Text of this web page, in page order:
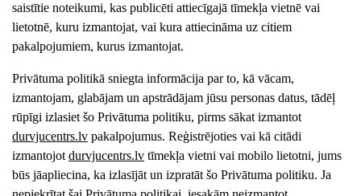
saistītie noteikumi, kas publicēti attiecīgajā tīmekļa vietnē vai
lietotnē, kuru izmantojat, vai kura attiecināma uz citiem
pakalpojumiem, kurus izmantojat.
Privātuma politikā sniegta informācija par to, kā vācam,
izmantojam, glabājam un apstrādājam jūsu personas datus, tādēļ
rūpīgi izlasiet šo Privātuma politiku, pirms sākat izmantot
durvjucentrs.lv pakalpojumus. Reģistrējoties vai kā citādi
izmantojot durvjucentrs.lv tīmekļa vietni vai mobilo lietotni, jums
būs jāapliecina, ka izlasījāt un izpratāt šo Privātuma politiku. Ja